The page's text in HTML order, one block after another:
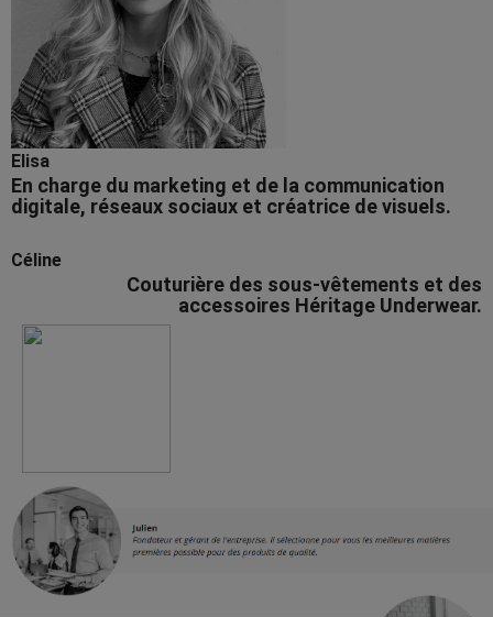
Elisa
En charge du marketing et de la communication
digitale, réseaux sociaux et créatrice de visuels.
Céline
Couturière des sous-vêtements et des
accessoires Héritage Underwear.